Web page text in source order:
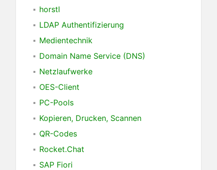
horstl
LDAP Authentifizierung
Medientechnik
Domain Name Service (DNS)
Netzlaufwerke
OES-Client
PC-Pools
Kopieren, Drucken, Scannen
QR-Codes
Rocket.Chat
SAP Fiori